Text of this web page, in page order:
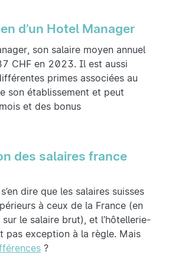
d’un Hotel Manager
son salaire moyen annuel
CHF en 2023. Il est aussi
primes associées au
son établissement et peut
et des bonus
des salaires france
dire que les salaires suisses
à ceux de la France (en
le salaire brut), et l’hôtellerie-
pas exception à la règle. Mais
?